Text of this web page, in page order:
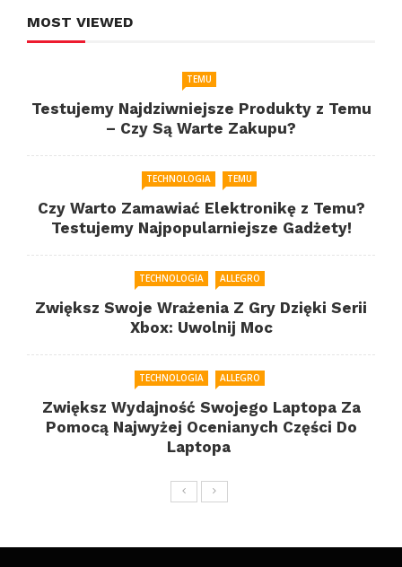
MOST VIEWED
TEMU
Testujemy Najdziwniejsze Produkty z Temu
– Czy Są Warte Zakupu?
TECHNOLOGIA TEMU
Czy Warto Zamawiać Elektronikę z Temu?
Testujemy Najpopularniejsze Gadżety!
TECHNOLOGIA ALLEGRO
Zwiększ Swoje Wrażenia Z Gry Dzięki Serii
Xbox: Uwolnij Moc
TECHNOLOGIA ALLEGRO
Zwiększ Wydajność Swojego Laptopa Za
Pomocą Najwyżej Ocenianych Części Do
Laptopa